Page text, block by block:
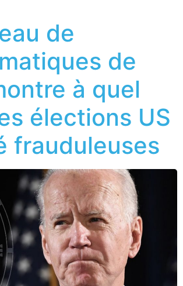
de
de
à quel
élections US
frauduleuses